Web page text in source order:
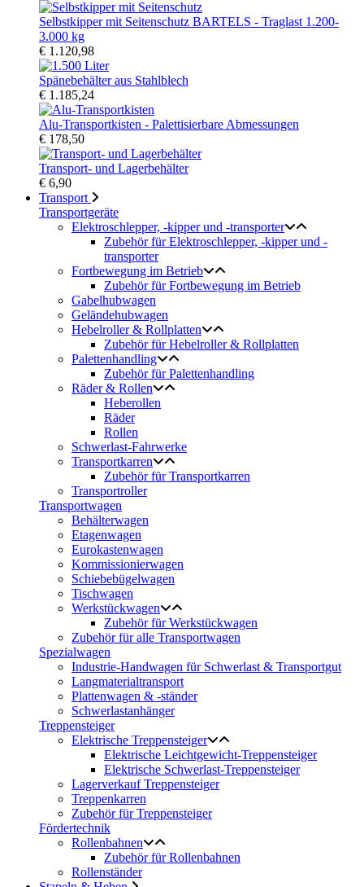
Selbstkipper mit Seitenschutz BARTELS - Traglast 1.200-
3.000 kg
€ 1.120,98
Spänebehälter aus Stahlblech
€ 1.185,24
Alu-Transportkisten - Palettisierbare Abmessungen
€ 178,50
Transport- und Lagerbehälter
€ 6,90
Transport
Transportgeräte
Elektroschlepper, -kipper und -transporter
Zubehör für Elektroschlepper, -kipper und -
transporter
Fortbewegung im Betrieb
Zubehör für Fortbewegung im Betrieb
Gabelhubwagen
Geländehubwagen
Hebelroller & Rollplatten
Zubehör für Hebelroller & Rollplatten
Palettenhandling
Zubehör für Palettenhandling
Räder & Rollen
Heberollen
Räder
Rollen
Schwerlast-Fahrwerke
Transportkarren
Zubehör für Transportkarren
Transportroller
Transportwagen
Behälterwagen
Etagenwagen
Eurokastenwagen
Kommissionierwagen
Schiebebügelwagen
Tischwagen
Werkstückwagen
Zubehör für Werkstückwagen
Zubehör für alle Transportwagen
Spezialwagen
Industrie-Handwagen für Schwerlast & Transportgut
Langmaterialtransport
Plattenwagen & -ständer
Schwerlastanhänger
Treppensteiger
Elektrische Treppensteiger
Elektrische Leichtgewicht-Treppensteiger
Elektrische Schwerlast-Treppensteiger
Lagerverkauf Treppensteiger
Treppenkarren
Zubehör für Treppensteiger
Fördertechnik
Rollenbahnen
Zubehör für Rollenbahnen
Rollenständer